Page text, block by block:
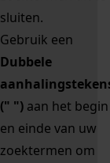
sluiten.
Gebruik een
Dubbele
(" ") aan het begin
en einde van uw
zoektermen om